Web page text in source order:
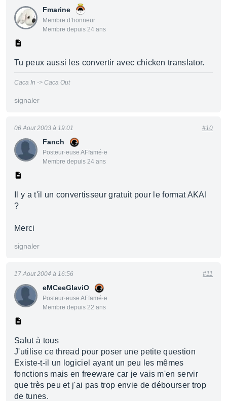
Fmarine
Membre d’honneur
Membre depuis 24 ans
Tu peux aussi les convertir avec chicken translator.
Caca In -> Caca Out
signaler
Fanch
Posteur·euse AFfamé·e
Membre depuis 24 ans
06 Aout 2003 à 19:01 #10
Il y a t'il un convertisseur gratuit pour le format AKAI
?
Merci
signaler
eMCeeGlaviO
Posteur·euse AFfamé·e
Membre depuis 22 ans
17 Aout 2004 à 16:56 #11
Salut à tous
J'utilise ce thread pour poser une petite question
Existe-t-il un logiciel ayant un peu les mêmes
fonctions mais en freeware car je vais m'en servir
que très peu et j'ai pas trop envie de débourser trop
de tunes.